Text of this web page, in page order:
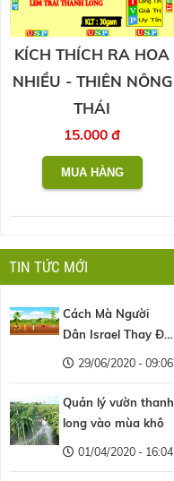
KÍCH THÍCH RA HOA
NHIỀU - THIÊN NÔNG
THÁI
15.000 đ
TIN TỨC MỚI
Cách Mà Người
Dân Israel Thay Đổi
Nền Nông Nghiệp
29/06/2020 - 09:06
Quản lý vườn thanh
long vào mùa khô
01/04/2020 - 16:04